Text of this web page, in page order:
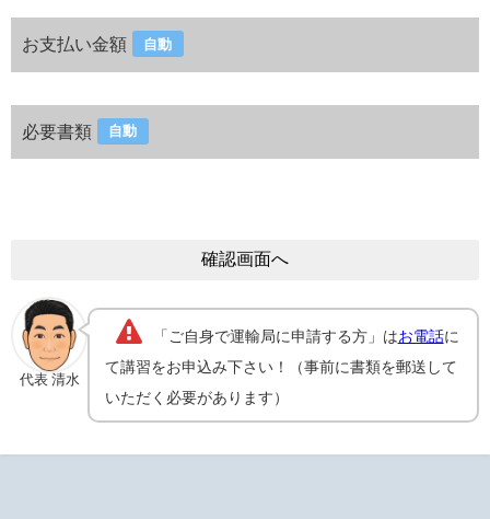
お支払い金額 自動
必要書類 自動
代表 清水
「ご自身で運輸局に申請する方」はお電話に
て講習をお申込み下さい！（事前に書類を郵送して
いただく必要があります）